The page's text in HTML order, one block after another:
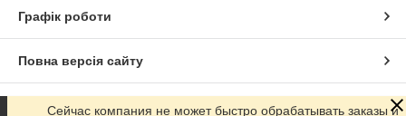
Графік роботи
Повна версія сайту
Сайт створено на маркетплейсі Prom.ua
Сейчас компания не может быстро обрабатывать заказы и